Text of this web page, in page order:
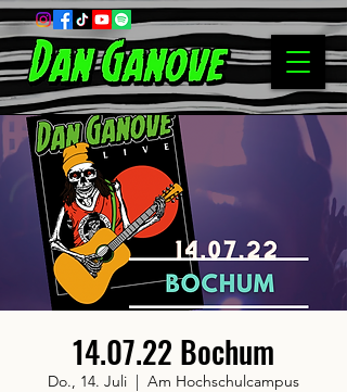
14.07.22 Bochum
Do., 14. Juli
  |
Am Hochschulcampus